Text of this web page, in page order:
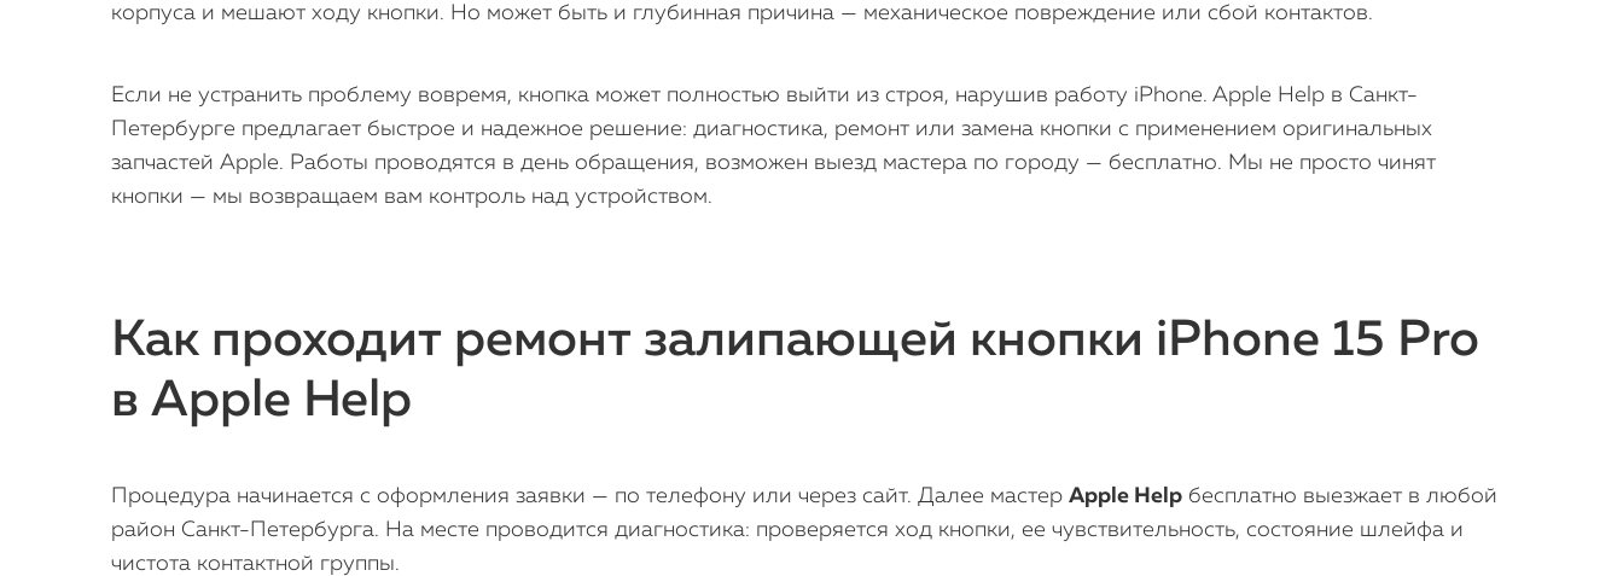
корпуса и мешают ходу кнопки. Но может быть и глубинная причина — механическое повреждение или сбой контактов.
Если не устранить проблему вовремя, кнопка может полностью выйти из строя, нарушив работу iPhone. Apple Help в Санкт-
Петербурге предлагает быстрое и надежное решение: диагностика, ремонт или замена кнопки с применением оригинальных
запчастей Apple. Работы проводятся в день обращения, возможен выезд мастера по городу — бесплатно. Мы не просто чинят
кнопки — мы возвращаем вам контроль над устройством.
Как проходит ремонт залипающей кнопки iPhone 15 Pro
в Apple Help
Процедура начинается с оформления заявки — по телефону или через сайт. Далее мастер Apple Help бесплатно выезжает в любой
район Санкт-Петербурга. На месте проводится диагностика: проверяется ход кнопки, ее чувствительность, состояние шлейфа и
чистота контактной группы.